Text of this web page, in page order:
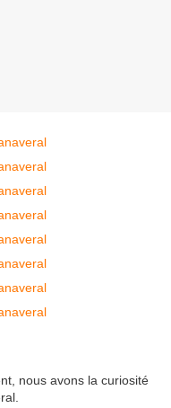
nous avons la curiosité